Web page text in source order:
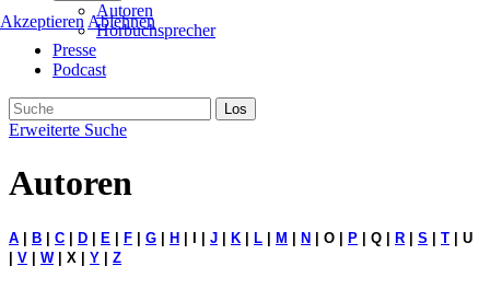
Autoren
Hörbuchsprecher
Presse
Podcast
Erweiterte Suche
Autoren
A B C D E F G H J K L M N | O | P | Q | R S T | U
V W| X | Y Z
Akzeptieren Ablehnen